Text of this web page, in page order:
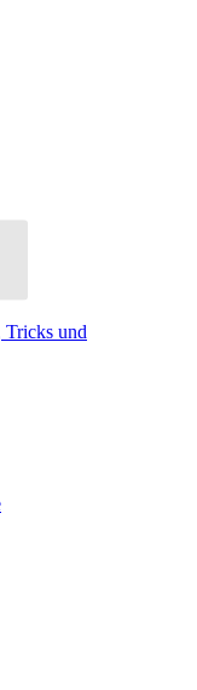
Tricks und